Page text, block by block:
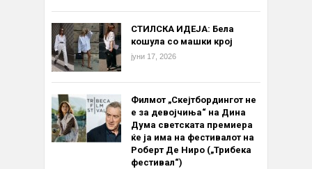
СТИЛСКА ИДЕЈА: Бела
кошула со машки крој
јуни 17, 2026
Филмот „Скејтбордингот не
е за девојчиња“ на Дина
Дума светската премиера
ќе ја има на фестивалот на
Роберт Де Ниро („Трибека
фестивал“)